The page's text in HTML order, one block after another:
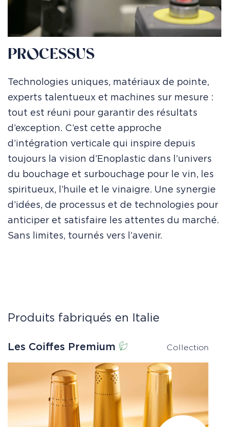
PROCESSUS
Technologies uniques, matériaux de pointe,
experts talentueux et machines sur mesure :
tout est réuni pour garantir des résultats
d’exception. C’est cette approche
d’intégration verticale qui inspire depuis
toujours la vision d’Enoplastic dans l’univers
du bouchage et surbouchage pour le vin, les
spiritueux, l’huile et le vinaigre. Une synergie
d’idées, de processus et de technologies pour
anticiper et satisfaire les attentes du marché.
Sans limites, tournés vers l’avenir.
Produits fabriqués en Italie
Les Coiffes Premium Collection